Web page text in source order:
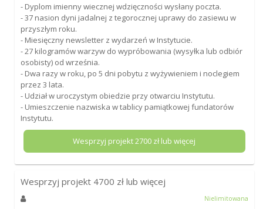
- Dyplom imienny wiecznej wdzięczności wysłany poczta.
- 37 nasion dyni jadalnej z tegorocznej uprawy do zasiewu w
przyszłym roku.
- Miesięczny newsletter z wydarzeń w Instytucie.
- 27 kilogramów warzyw do wypróbowania (wysyłka lub odbiór
osobisty) od września.
- Dwa razy w roku, po 5 dni pobytu z wyżywieniem i noclegiem
przez 3 lata.
- Udział w uroczystym obiedzie przy otwarciu Instytutu.
- Umieszczenie nazwiska w tablicy pamiątkowej fundatorów
Instytutu.
Wesprzyj projekt2700 zł lub więcej
Wesprzyj projekt 4700 zł lub więcej
Nielimitowana